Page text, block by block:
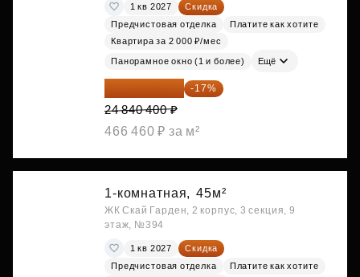
1 кв 2027
Скидка
Предчистовая отделка
Платите как хотите
Квартира за 2 000 ₽/мес
Панорамное окно (1 и более) Ещё
20 617 532 ₽ -17%
24 840 400 ₽
466 460 ₽ за м²
1-комнатная, 45м²
ЖК Скай Гарден, 2 корпус, 3 секция, 9
этаж, №394
1 кв 2027
Скидка
Предчистовая отделка
Платите как хотите